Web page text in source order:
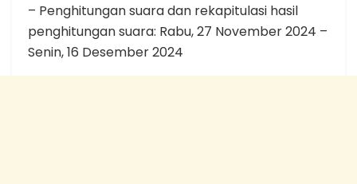
– Penghitungan suara dan rekapitulasi hasil
penghitungan suara: Rabu, 27 November 2024 –
Senin, 16 Desember 2024